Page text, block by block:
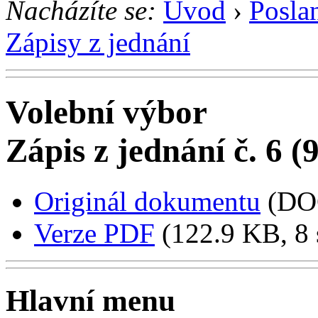
Nacházíte se: Úvod ›
Zápisy z jednání
Volební výbor
Zápis z jednání č. 6
Originál dokumentu
Verze PDF (122.9 KB, 8
Hlavní menu